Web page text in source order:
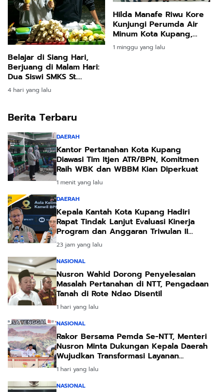
Belajar di Siang Hari,
Berjuang di Malam Hari:
Dua Siswi SMKS St.
Thomas Maumere
Menolak Menyerah Demi
4 hari yang lalu
Hilda Manafe Riwu Kore
Kunjungi Perumda Air
Minum Kota Kupang,
Direktur Sampaikan
Sejumlah Usulan
1 minggu yang lalu
Berita Terbaru
DAERAH
Kantor Pertanahan Kota Kupang
Diawasi Tim Itjen ATR/BPN, Komitmen
Raih WBK dan WBBM Kian Diperkuat
1 menit yang lalu
DAERAH
Kepala Kantah Kota Kupang Hadiri
Rapat Tindak Lanjut Evaluasi Kinerja
Program dan Anggaran Triwulan II
Tahun 2026
23 jam yang lalu
NASIONAL
Nusron Wahid Dorong Penyelesaian
Masalah Pertanahan di NTT, Pengadaan
Tanah di Rote Ndao Disentil
1 hari yang lalu
NASIONAL
Rakor Bersama Pemda Se-NTT, Menteri
Nusron Minta Dukungan Kepala Daerah
Wujudkan Transformasi Layanan
Pertanahan
1 hari yang lalu
NASIONAL